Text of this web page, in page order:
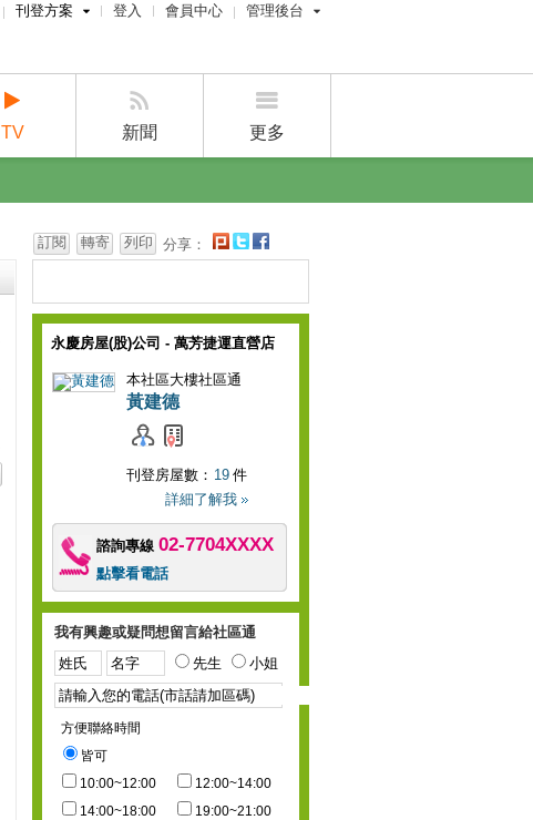
刊登方案
賣屋刊登
廣告刊登
登入 會員中心 管理後台
經紀人管理後台
設計師管理後台
TV 新聞 更多
訂閱 轉寄 列印 分享：
永慶房屋(股)公司 - 萬芳捷運直營店
本社區大樓社區通
黃建德
刊登房屋數： 19 件
詳細了解我
諮詢專線 02-7704XXXX
點擊看電話
我有興趣或疑問想留言給社區通
先生
小姐
方便聯絡時間
皆可
10:00~12:00
12:00~14:00
14:00~18:00
19:00~21:00